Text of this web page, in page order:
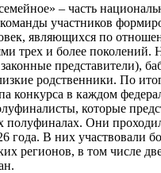
– часть
участников
являющихся по
трех и более поколений.
представители),
родственники. По
конкурса в каждом
которые
Они
года. В них участвовали
регионов, в том числе